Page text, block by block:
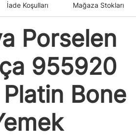
İade Koşulları Mağaza Stokları
Porselen
955920
Bone